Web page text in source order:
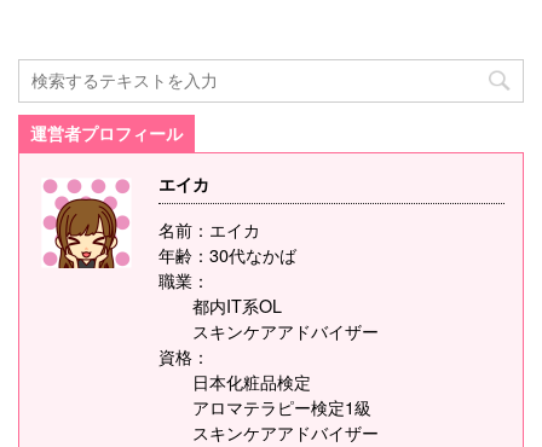
運営者プロフィール
エイカ
名前：エイカ
年齢：30代なかば
職業：
都内IT系OL
スキンケアアドバイザー
資格：
日本化粧品検定
アロマテラピー検定1級
スキンケアアドバイザー